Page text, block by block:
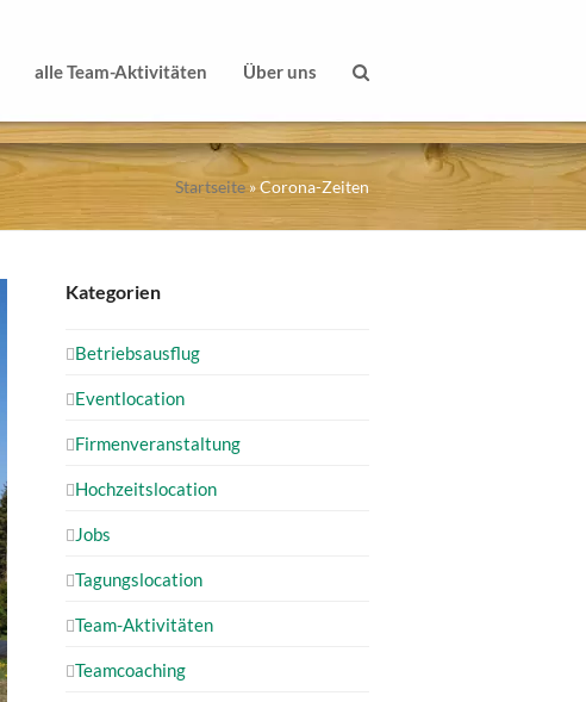
alle Team-Aktivitäten Über uns
Startseite »Corona-Zeiten
Kategorien
Betriebsausflug
Eventlocation
Firmenveranstaltung
Hochzeitslocation
Jobs
Tagungslocation
Team-Aktivitäten
Teamcoaching